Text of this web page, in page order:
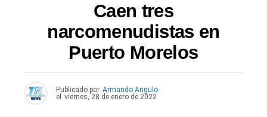
Caen tres
narcomenudistas en
Puerto Morelos
Publicado por Armando Angulo
el viernes, 28 de enero de 2022